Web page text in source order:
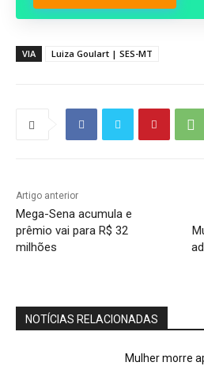
VIA Luiza Goulart | SES-MT
Artigo anterior
Mega-Sena acumula e
prêmio vai para R$ 32
milhões
NOTÍCIAS RELACIONADAS
Mulher morre